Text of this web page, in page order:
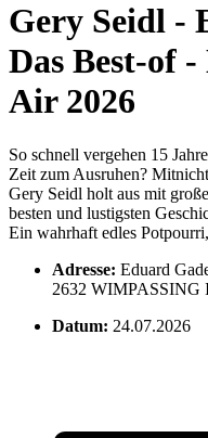
Gery Seidl -
Das Best-of
Air 2026
So schnell vergehen 15
Zeit zum Ausruhen?
Gery Seidl holt aus mit
besten und lustigsten
Ein wahrhaft edles
Adresse: Eduard
2632 WIMPASSING
Datum: 24.07.2026